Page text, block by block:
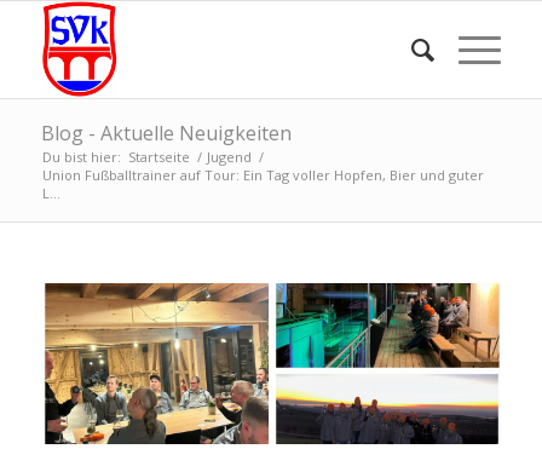
Blog - Aktuelle Neuigkeiten
Du bist hier: Startseite / Jugend /
Union Fußballtrainer auf Tour: Ein Tag voller Hopfen, Bier und guter
L...